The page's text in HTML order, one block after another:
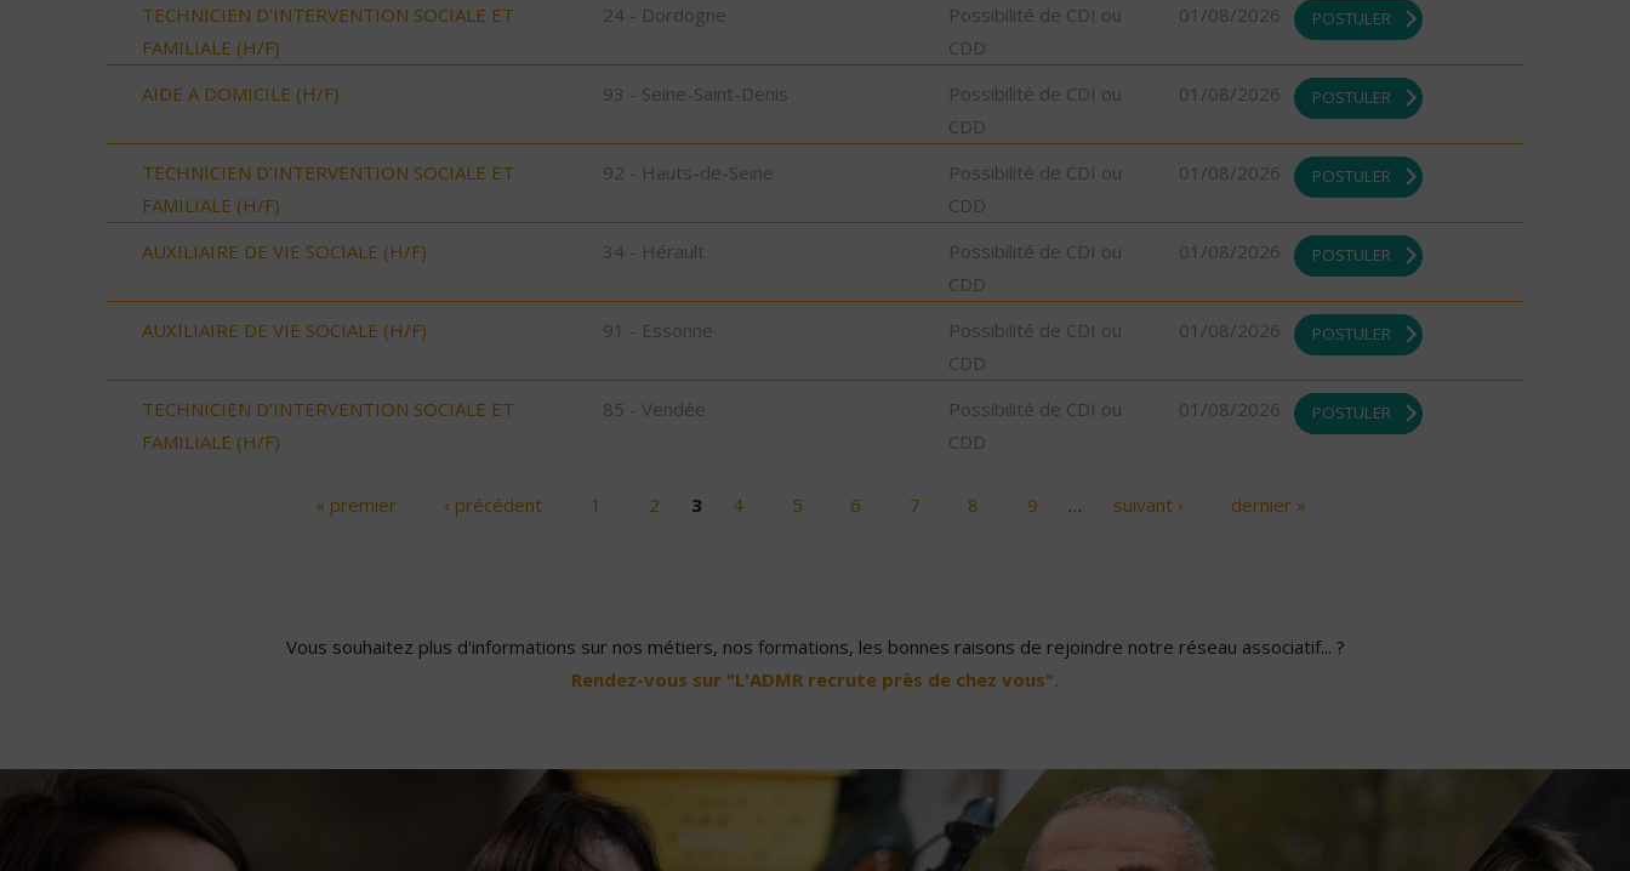
TECHNICIEN D’INTERVENTION SOCIALE ET
FAMILIALE (H/F)
24 - Dordogne
Possibilité de CDI ou
CDD
01/08/2026 POSTULER
AIDE A DOMICILE (H/F) 93 - Seine-Saint-Denis
Possibilité de CDI ou
CDD
01/08/2026 POSTULER
TECHNICIEN D’INTERVENTION SOCIALE ET
FAMILIALE (H/F)
92 - Hauts-de-Seine
Possibilité de CDI ou
CDD
01/08/2026 POSTULER
AUXILIAIRE DE VIE SOCIALE (H/F) 34 - Hérault
Possibilité de CDI ou
CDD
01/08/2026 POSTULER
AUXILIAIRE DE VIE SOCIALE (H/F) 91 - Essonne
Possibilité de CDI ou
CDD
01/08/2026 POSTULER
TECHNICIEN D’INTERVENTION SOCIALE ET
FAMILIALE (H/F)
85 - Vendée
Possibilité de CDI ou
CDD
01/08/2026 POSTULER
« premier ‹ précédent 1 2 3 4 5 6 7 8 9 … suivant › dernier »
Vous souhaitez plus d'informations sur nos métiers, nos formations, les bonnes raisons de rejoindre notre réseau associatif... ?
Rendez-vous sur "L'ADMR recrute près de chez vous".